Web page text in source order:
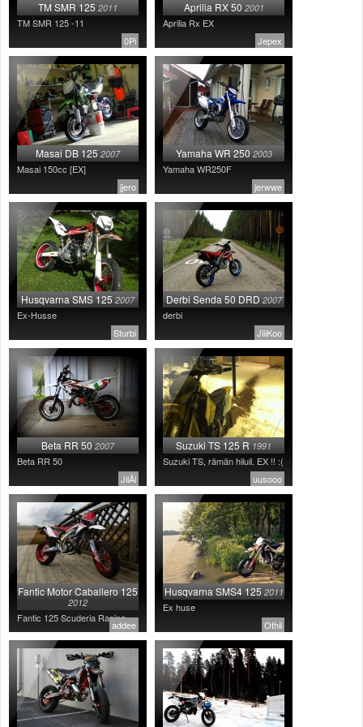
Valitse paikkakunta
Helsingin sää
Tampereen sää
Turun sää
Oulun sää
Kuopion sää
Rovaniemen sää
MUUT
VIP-jäsenyys
Paidat ja vaatteet
Suunnittele oma paita
Mainostus
Palaute
Kevytversio
TM SMR 1252011
TM SMR 125 -11
0Pi
Aprilia RX 502001
Aprilia Rx EX
Jepex
Masai DB 1252007
Masai 150cc [EX]
jjero
Yamaha WR 2502003
Yamaha WR250F
jerwwe
Husqvarna SMS 1252007
Ex-Husse
Sturbi
Derbi Senda 50 DRD2007
derbi
JiiiKoo
Beta RR 502007
Beta RR 50
JiiÄl
Suzuki TS 125 R1991
Suzuki TS, rämän hiluil. EX !! :(
uusooo
Fantic Motor Caballero 125
2012
Fantic 125 Scuderia Racing
addee
Husqvarna SMS4 1252011
Ex huse
Othil